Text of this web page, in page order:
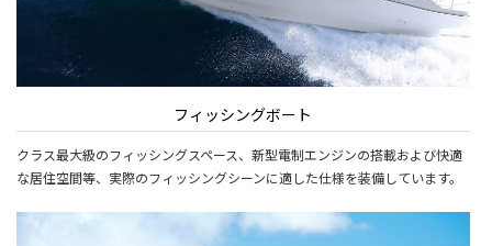
フィッシングボート
クラス最大級のフィッシングスペース、新型電制エンジンの搭載および快適
な居住空間等、実際のフィッシングシーンに適した仕様を装備しています。